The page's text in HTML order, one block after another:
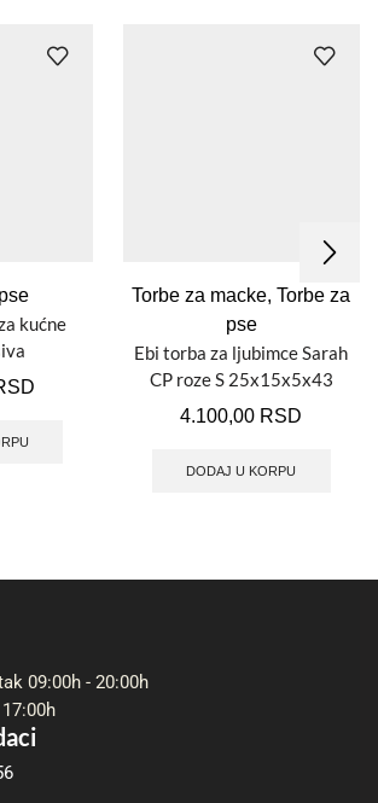
kućne
Torbe za macke,Torbe za
pse
Ebi torba za ljubimce Sarah
CP roze S 25x15x5x43
DV664/409336
4.100,00 RSD
DODAJ U KORPU
09:00h - 20:00h